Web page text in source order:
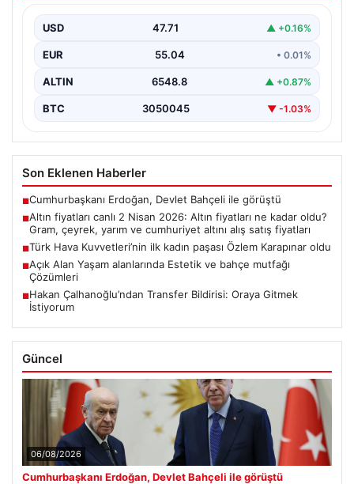
fiyatları
USD 47.71 ▲ +0.16%
EUR 55.04 • 0.01%
ALTIN 6548.8 ▲ +0.87%
BTC 3050045 ▼ -1.03%
Son Eklenen Haberler
■Cumhurbaşkanı Erdoğan, Devlet Bahçeli ile görüştü
■Altın fiyatları canlı 2 Nisan 2026: Altın fiyatları ne kadar oldu?
Gram, çeyrek, yarım ve cumhuriyet altını alış satış fiyatları
■Türk Hava Kuvvetleri’nin ilk kadın paşası Özlem Karapınar oldu
■Açık Alan Yaşam alanlarında Estetik ve bahçe mutfağı
Çözümleri
■Hakan Çalhanoğlu’ndan Transfer Bildirisi: Oraya Gitmek
İstiyorum
Güncel
06/08/2026
Cumhurbaşkanı Erdoğan, Devlet Bahçeli ile görüştü